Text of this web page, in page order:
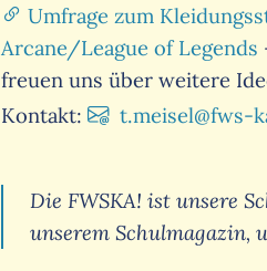
Umfrage zum
Arcane/League of Legends
freuen uns über weitere
Kontakt:
t.meisel@fws-
Die FWSKA! ist unsere
unserem Schulmagazin,